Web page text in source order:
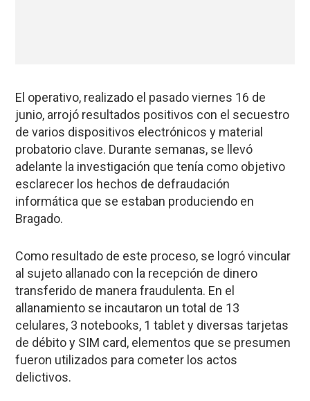
El operativo, realizado el pasado viernes 16 de
junio, arrojó resultados positivos con el secuestro
de varios dispositivos electrónicos y material
probatorio clave. Durante semanas, se llevó
adelante la investigación que tenía como objetivo
esclarecer los hechos de defraudación
informática que se estaban produciendo en
Bragado.
Como resultado de este proceso, se logró vincular
al sujeto allanado con la recepción de dinero
transferido de manera fraudulenta. En el
allanamiento se incautaron un total de 13
celulares, 3 notebooks, 1 tablet y diversas tarjetas
de débito y SIM card, elementos que se presumen
fueron utilizados para cometer los actos
delictivos.